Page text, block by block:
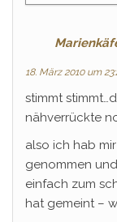
18. März 2010 um
stimmt
nähverrückte
also ich hab
genommen
einfach zum
hat gemeint –